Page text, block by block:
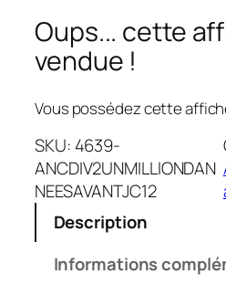
Oups... cette
vendue !
Vous possédez cette
SKU: 4639-
ANCDIV2UNMILLIONDAN
NEESAVANTJC12
Description
Informations